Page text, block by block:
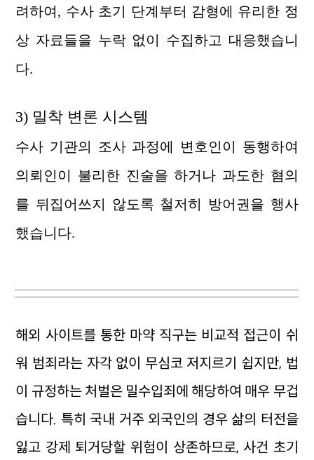
려하여, 수사 초기 단계부터 감형에 유리한 정
상 자료들을 누락 없이 수집하고 대응했습니
다.
3) 밀착 변론 시스템
수사 기관의 조사 과정에 변호인이 동행하여
의뢰인이 불리한 진술을 하거나 과도한 혐의
를 뒤집어쓰지 않도록 철저히 방어권을 행사
했습니다.
해외 사이트를 통한 마약 직구는 비교적 접근이 쉬
워 범죄라는 자각 없이 무심코 저지르기 쉽지만, 법
이 규정하는 처벌은 밀수입죄에 해당하여 매우 무겁
습니다. 특히 국내 거주 외국인의 경우 삶의 터전을
잃고 강제 퇴거당할 위험이 상존하므로, 사건 초기